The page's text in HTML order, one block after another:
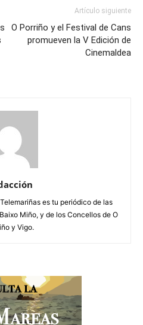
Artículo siguiente
O Porriño y el Festival de Cans
promueven la V Edición de
Cinemaldea
es tu periódico de las
Miño, y de los Concellos de O
y Vigo.